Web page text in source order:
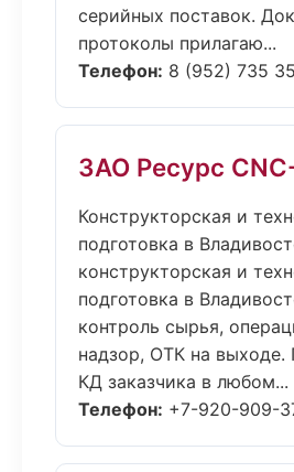
серийных поставок.
протоколы прилагаю...
Телефон: 8 (952) 735
ЗАО Ресурс
Конструкторская и
подготовка в
конструкторская и
подготовка в
контроль сырья,
надзор, ОТК на
КД заказчика в любом...
Телефон: +7-920-909-